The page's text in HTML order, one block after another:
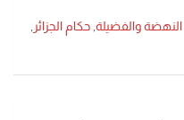
والفضيلة, حكام الجزائر ,